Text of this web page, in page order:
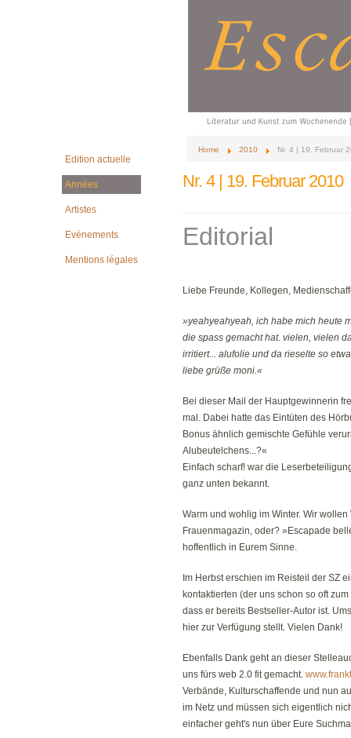
Home 2010 Nr. 4 | 19. Februar
Edition actuelle
Années
Artistes
Evénements
Mentions légales
Nr. 4 | 19. Februar 2010
Editorial
Liebe Freunde, Kollegen,
»yeahyeahyeah, ich habe mich heute
die spass gemacht hat. vielen, vielen
irritiert... alufolie und da rieselte so
liebe grüße moni.«
Bei dieser Mail der Hauptgewinnerin
mal. Dabei hatte das Eintüten des
Bonus ähnlich gemischte Gefühle
Alubeutelchens...?«
Einfach scharf! war die
ganz unten bekannt.
Warm und wohlig im Winter. Wir
Frauenmagazin, oder? »Escapade
hoffentlich in Eurem Sinne.
Im Herbst erschien im Reisteil der SZ
kontaktierten (der uns schon so oft
dass er bereits Bestseller-Autor ist.
hier zur Verfügung stellt. Vielen Dank!
Ebenfalls Dank geht an dieser
uns fürs web 2.0 fit gemacht.
Verbände, Kulturschaffende und nun
im Netz und müssen sich eigentlich
einfacher geht's nun über Eure